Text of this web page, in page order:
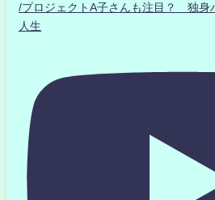
/プロジェクトA子さんも注目？ 独身
人生